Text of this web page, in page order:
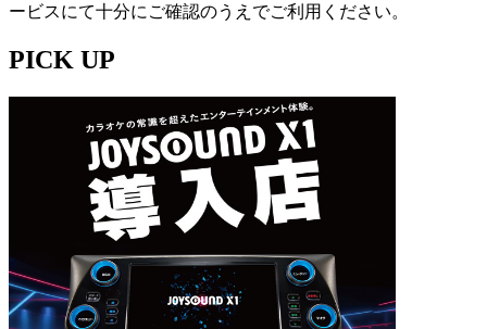
ービスにて十分にご確認のうえでご利用ください。
PICK UP